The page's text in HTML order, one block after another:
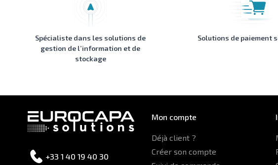
Spécialiste dans les solutions de
gestion de l’information et de
stockage
Solutions de paiement
+33 1 40 19 40 30
Mon compte
Déjà client ?
Créer son compte